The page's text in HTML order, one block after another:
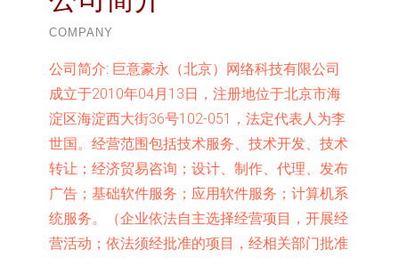
COMPANY
公司简介: 巨意豪永（北京）网络科技有限公司
成立于2010年04月13日，注册地位于北京市海
淀区海淀西大街36号102-051，法定代表人为李
世国。经营范围包括技术服务、技术开发、技术
转让；经济贸易咨询；设计、制作、代理、发布
广告；基础软件服务；应用软件服务；计算机系
统服务。（企业依法自主选择经营项目，开展经
营活动；依法须经批准的项目，经相关部门批准